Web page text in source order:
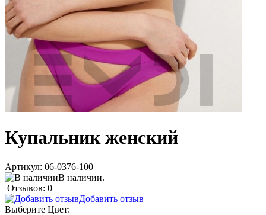
Купальник женский
Артикул: 06-0376-100
В наличии.
Отзывов: 0
Добавить отзыв
Выберите Цвет: